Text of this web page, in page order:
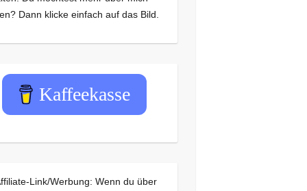
Dann klicke einfach auf das Bild.
Kaffeekasse
Link/Werbung: Wenn du über